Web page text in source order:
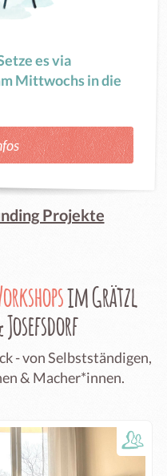
es via
Mittwochs in die
Projekte
im Grätzl
- von Selbstständigen,
& Macher*innen.